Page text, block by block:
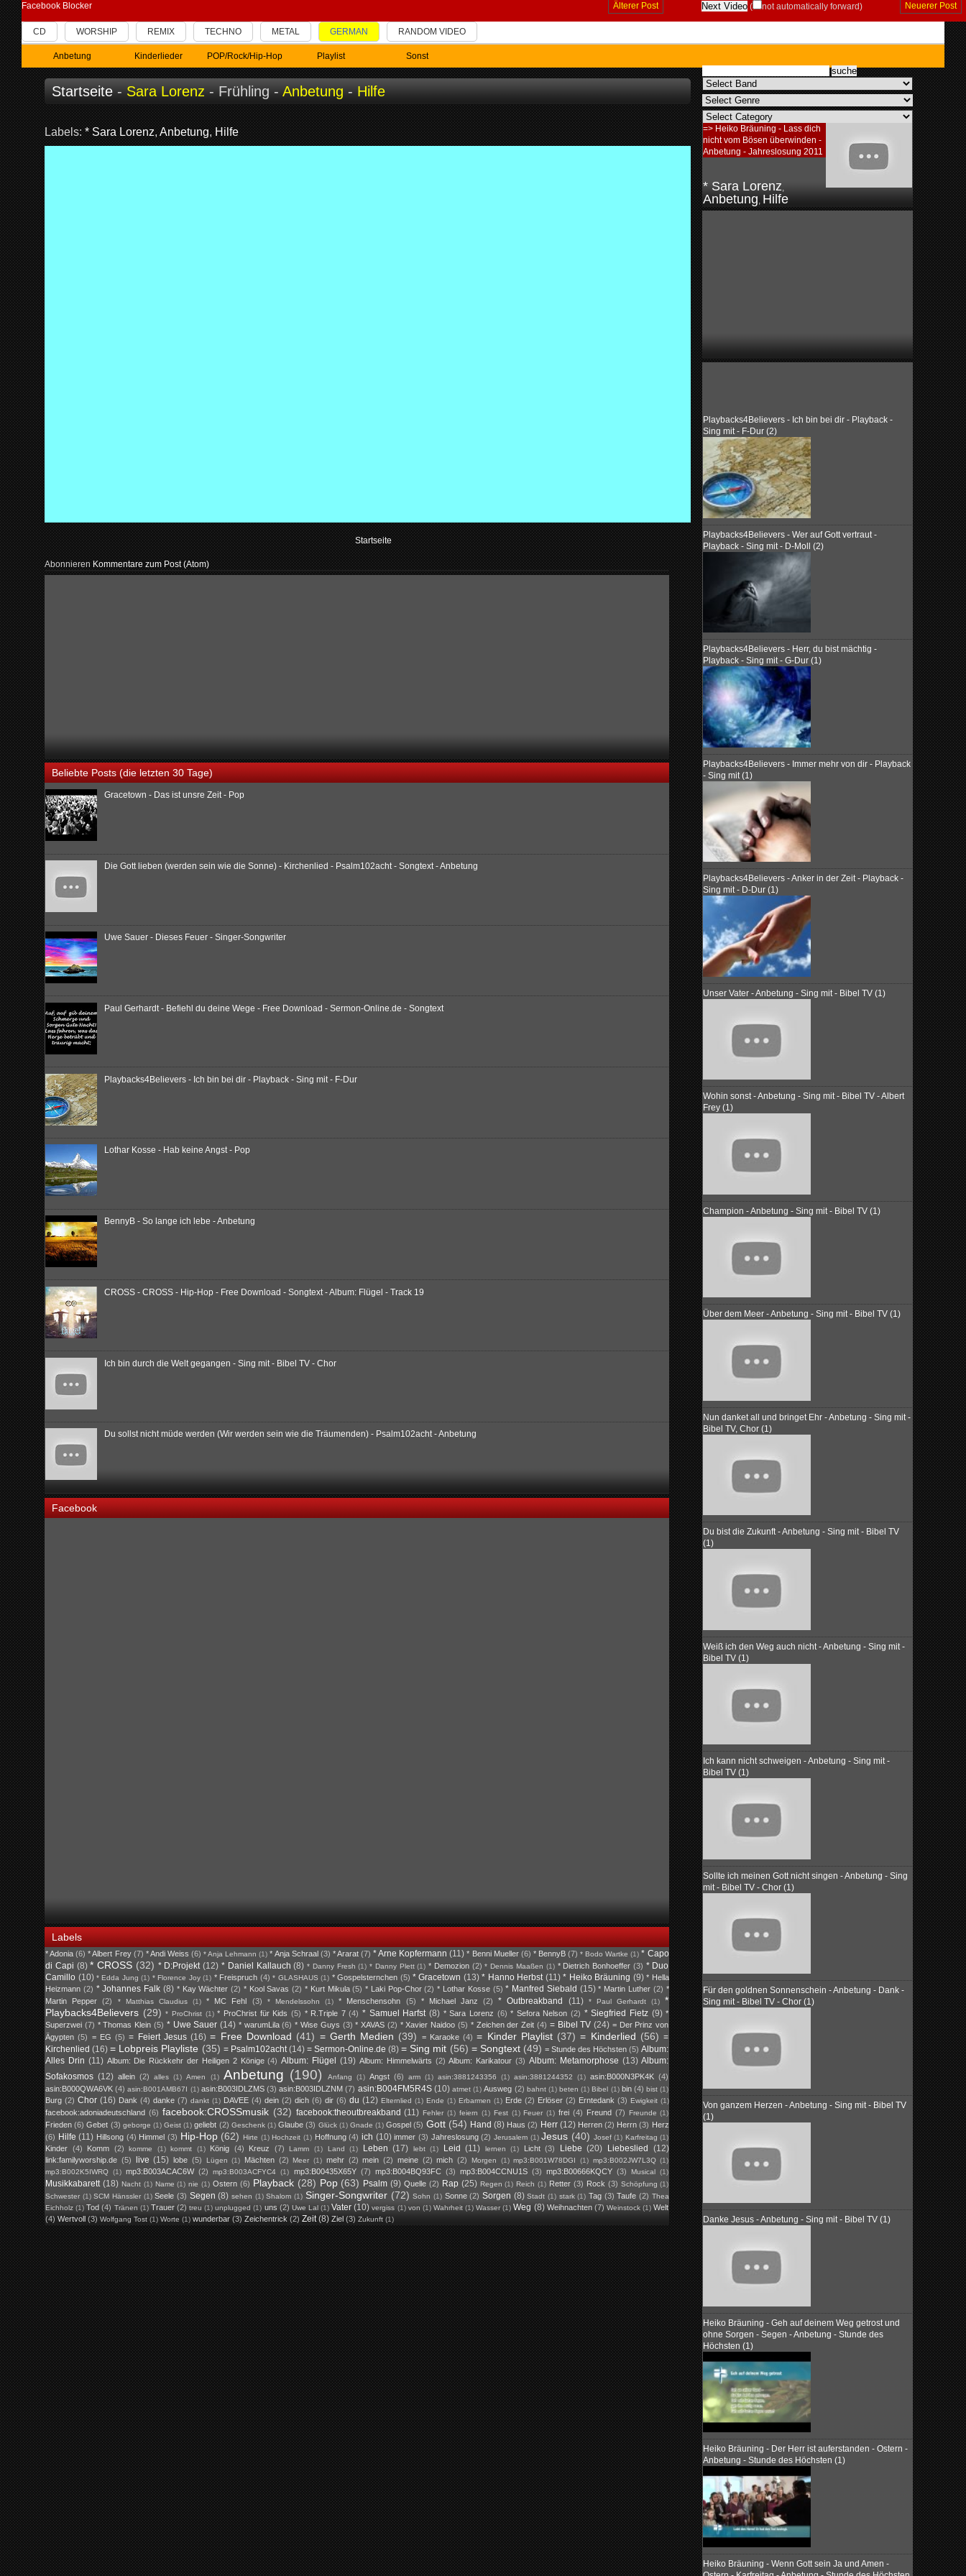
CD WORSHIP REMIX TECHNO METAL GERMAN RANDOM VIDEO
Anbetung Kinderlieder POP/Rock/Hip-Hop Playlist Sonst
Facebook Blocker
Startseite-Sara Lorenz- Frühling -Anbetung-Hilfe
Labels:* Sara Lorenz,Anbetung,Hilfe
Neuerer Post
Älterer Post ( not automatically forward)
Startseite
AbonnierenKommentare zum Post (Atom)
Beliebte Posts (die letzten 30 Tage)
Gracetown - Das ist unsre Zeit - Pop
Die Gott lieben (werden sein wie die Sonne) - Kirchenlied - Psalm102acht - Songtext - Anbetung
Uwe Sauer - Dieses Feuer - Singer-Songwriter
Paul Gerhardt - Befiehl du deine Wege - Free Download - Sermon-Online.de - Songtext
Playbacks4Believers - Ich bin bei dir - Playback - Sing mit - F-Dur
Lothar Kosse - Hab keine Angst - Pop
BennyB - So lange ich lebe - Anbetung
CROSS - CROSS - Hip-Hop - Free Download - Songtext - Album: Flügel - Track 19
Ich bin durch die Welt gegangen - Sing mit - Bibel TV - Chor
Du sollst nicht müde werden (Wir werden sein wie die Träumenden) - Psalm102acht - Anbetung
Facebook
Labels
* Adonia (6) * Albert Frey (7) * Andi Weiss (6) * Anja Lehmann (1) * Anja Schraal (3) * Ararat (7) * Arne Kopfermann (11) * Benni Mueller (6) * BennyB (7) * Bodo Wartke (1) * Capo
di Capi (8) * CROSS (32) * D:Projekt (12) * Daniel Kallauch (8) * Danny Fresh (1) * Danny Plett (1) * Demozion (2) * Dennis Maaßen (1) * Dietrich Bonhoeffer (3) * Duo
Camillo (10) * Edda Jung (1) * Florence Joy (1) * Freispruch (4) * GLASHAUS (1) * Gospelsternchen (5) * Gracetown (13) * Hanno Herbst (11) * Heiko Bräuning (9) * Hella
Heizmann (2) * Johannes Falk (8) * Kay Wächter (2) * Kool Savas (2) * Kurt Mikula (5) * Laki Pop-Chor (2) * Lothar Kosse (5) * Manfred Siebald (15) * Martin Luther (2) *
Martin Pepper
(2) * Matthias Claudius (1) * MC Fehl (3) * Mendelssohn (1) * Menschensohn (5) * Michael Janz (2) * Outbreakband (11) * Paul Gerhardt (1)
*
Playbacks4Believers (29) * ProChrist (1) * ProChrist für Kids (5) * R.Triple 7 (4) * Samuel Harfst (8) * Sara Lorenz (6) * Sefora Nelson (2) * Siegfried Fietz (9) *
Superzwei (7) * Thomas Klein (5) * Uwe Sauer (14) * warumLila (6) * Wise Guys (3) * XAVAS (2) * Xavier Naidoo (5) * Zeichen der Zeit (4) = Bibel TV (24) = Der Prinz von
Ägypten (5) = EG (5) = Feiert Jesus (16) = Free Download (41) = Gerth Medien (39) = Karaoke (4) = Kinder Playlist (37) = Kinderlied (56) =
Kirchenlied (16) = Lobpreis Playliste (35) = Psalm102acht (14) = Sermon-Online.de (8) = Sing mit (56) = Songtext (49) = Stunde des Höchsten (5) Album:
Alles Drin (11) Album: Die Rückkehr der Heiligen 2 Könige (4) Album: Flügel (19) Album: Himmelwärts (2) Album: Karikatour (3) Album: Metamorphose (13) Album:
Sofakosmos (12) allein (2) alles (1) Amen (1) Anbetung (190) Anfang (1) Angst (6) arm (1) asin:3881243356 (1) asin:3881244352 (1) asin:B000N3PK4K (4)
asin:B000QWA6VK (4) asin:B001AMB67I (1) asin:B003IDLZMS (3) asin:B003IDLZNM (7) asin:B004FM5R4S (10) atmet (1) Ausweg (2) bahnt (1) beten (1) Bibel (1) bin (4) bist (1)
Burg (2) Chor (16) Dank (4) danke (7) dankt (1) DAVEE (4) dein (2) dich (6) dir (6) du (12) Elternlied (1) Ende (1) Erbarmen (1) Erde (2) Erlöser (2) Erntedank (3) Ewigkeit (1)
facebook:adoniadeutschland (6) facebook:CROSSmusik (32) facebook:theoutbreakband (11) Fehler (1) feiern (1) Fest (1) Feuer (1) frei (4) Freund (7) Freunde (1)
Frieden (6) Gebet (3) geborge (1) Geist (1) geliebt (2) Geschenk (1) Glaube (3) Glück (1) Gnade (1) Gospel (5) Gott (54) Hand (8) Haus (2) Herr (12) Herren (2) Herrn (3) Herz
(6) Hilfe (11) Hillsong (4) Himmel (3) Hip-Hop (62) Hirte (1) Hochzeit (1) Hoffnung (4) ich (10) immer (3) Jahreslosung (2) Jerusalem (1) Jesus (40) Josef (1) Karfreitag (1)
Kinder (4) Komm (2) komme (1) kommt (1) König (4) Kreuz (7) Lamm (1) Land (1) Leben (17) lebt (1) Leid (11) lernen (1) Licht (3) Liebe (20) Liebeslied (12)
link:familyworship.de (5) live (15) lobe (5) Lügen (1) Mächten (2) Meer (1) mehr (2) mein (2) meine (2) mich (2) Morgen (1) mp3:B001W78DGI (1) mp3:B002JW7L3Q (1)
mp3:B002K5IWRQ (1) mp3:B003ACAC6W (2) mp3:B003ACFYC4 (1) mp3:B00435X65Y (7) mp3:B004BQ93FC (3) mp3:B004CCNU1S (3) mp3:B00666KQCY (3) Musical (1)
Musikkabarett (18) Nacht (1) Name (1) nie (1) Ostern (6) Playback (28) Pop (63) Psalm (9) Quelle (2) Rap (25) Regen (1) Reich (1) Retter (3) Rock (3) Schöpfung (1)
Schwester (1) SCM Hänssler (1) Seele (3) Segen (8) sehen (1) Shalom (1) Singer-Songwriter (72) Sohn (1) Sonne (2) Sorgen (8) Stadt (1) stark (1) Tag (3) Taufe (2) Thea
Eichholz (1) Tod (4) Tränen (1) Trauer (2) treu (1) unplugged (1) uns (2) Uwe Lal (1) Vater (10) vergiss (1) von (1) Wahrheit (1) Wasser (1) Weg (8) Weihnachten (7) Weinstock (1) Welt
(4) Wertvoll (3) Wolfgang Tost (1) Worte (1) wunderbar (3) Zeichentrick (2) Zeit (8) Ziel (3) Zukunft (1)
=> Heiko Bräuning - Lass dich
nicht vom Bösen überwinden -
Anbetung - Jahreslosung 2011
* Sara Lorenz,
Anbetung, Hilfe
Playbacks4Believers - Ich bin bei dir - Playback -
Sing mit - F-Dur (2)
Playbacks4Believers - Wer auf Gott vertraut -
Playback - Sing mit - D-Moll (2)
Playbacks4Believers - Herr, du bist mächtig -
Playback - Sing mit - G-Dur (1)
Playbacks4Believers - Immer mehr von dir - Playback
- Sing mit (1)
Playbacks4Believers - Anker in der Zeit - Playback -
Sing mit - D-Dur (1)
Unser Vater - Anbetung - Sing mit - Bibel TV (1)
Wohin sonst - Anbetung - Sing mit - Bibel TV - Albert
Frey (1)
Champion - Anbetung - Sing mit - Bibel TV (1)
Über dem Meer - Anbetung - Sing mit - Bibel TV (1)
Nun danket all und bringet Ehr - Anbetung - Sing mit -
Bibel TV, Chor (1)
Du bist die Zukunft - Anbetung - Sing mit - Bibel TV
(1)
Weiß ich den Weg auch nicht - Anbetung - Sing mit -
Bibel TV (1)
Ich kann nicht schweigen - Anbetung - Sing mit -
Bibel TV (1)
Sollte ich meinen Gott nicht singen - Anbetung - Sing
mit - Bibel TV - Chor (1)
Für den goldnen Sonnenschein - Anbetung - Dank -
Sing mit - Bibel TV - Chor (1)
Von ganzem Herzen - Anbetung - Sing mit - Bibel TV
(1)
Danke Jesus - Anbetung - Sing mit - Bibel TV (1)
Heiko Bräuning - Geh auf deinem Weg getrost und
ohne Sorgen - Segen - Anbetung - Stunde des
Höchsten (1)
Heiko Bräuning - Der Herr ist auferstanden - Ostern -
Anbetung - Stunde des Höchsten (1)
Heiko Bräuning - Wenn Gott sein Ja und Amen -